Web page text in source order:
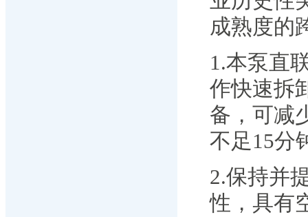
成熟度的
1.本泵直
作快速拆
备，可减
不足15分
2.保持并
性，具有